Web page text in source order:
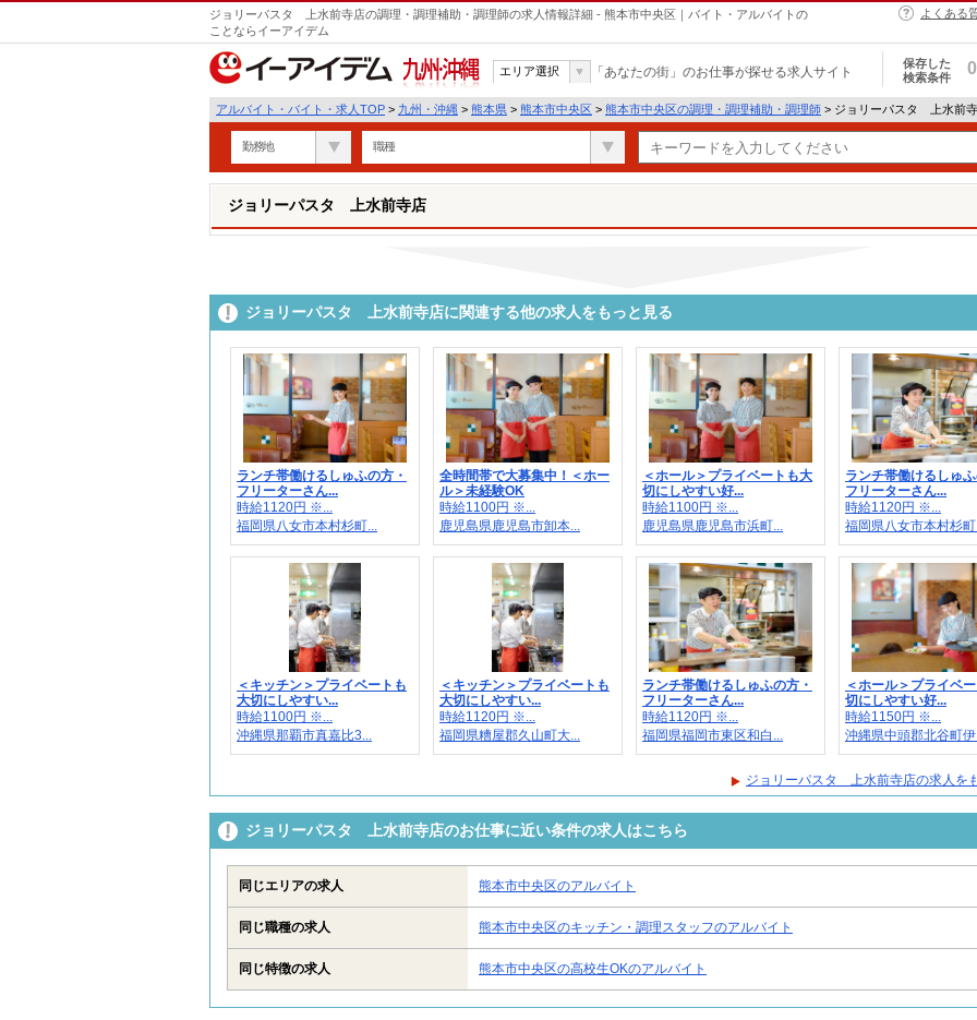
ジョリーパスタ 上水前寺店の調理・調理補助・調理師の求人情報詳細 - 熊本市中央区｜バイト・アルバイトの
ことならイーアイデム
よくある
九州・沖縄
エリア選択 「あなたの街」のお仕事が探せる求人サイト
保存した
検索条件
0
アルバイト・バイト・求人TOP > 九州・沖縄 > 熊本県 > 熊本市中央区 > 熊本市中央区の調理・調理補助・調理師 > ジョリーパスタ 上水前
勤務地 職種
ジョリーパスタ 上水前寺店
ジョリーパスタ 上水前寺店に関連する他の求人をもっと見る
ランチ帯働けるしゅふの方・
フリーターさん...
時給1120円 ※...
福岡県八女市本村杉町...
全時間帯で大募集中！＜ホー
ル＞未経験OK
時給1100円 ※...
鹿児島県鹿児島市卸本...
＜ホール＞プライベートも大
切にしやすい好...
時給1100円 ※...
鹿児島県鹿児島市浜町...
ランチ帯働けるしゅふ
フリーターさん...
時給1120円 ※...
福岡県八女市本村杉
＜キッチン＞プライベートも
大切にしやすい...
時給1100円 ※...
沖縄県那覇市真嘉比3...
＜キッチン＞プライベートも
大切にしやすい...
時給1120円 ※...
福岡県糟屋郡久山町大...
ランチ帯働けるしゅふの方・
フリーターさん...
時給1120円 ※...
福岡県福岡市東区和白...
＜ホール＞プライベ
切にしやすい好...
時給1150円 ※...
沖縄県中頭郡北谷町
ジョリーパスタ 上水前寺店の求人を
ジョリーパスタ 上水前寺店のお仕事に近い条件の求人はこちら
同じエリアの求人 熊本市中央区のアルバイト
同じ職種の求人 熊本市中央区のキッチン・調理スタッフのアルバイト
同じ特徴の求人 熊本市中央区の高校生OKのアルバイト